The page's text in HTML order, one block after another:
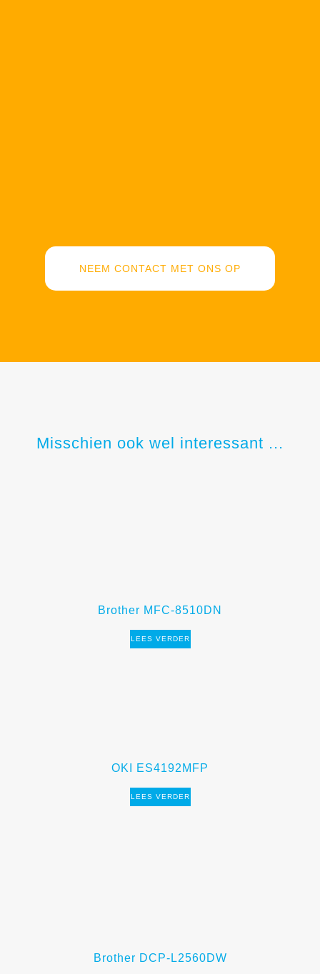
NEEM CONTACT MET ONS OP
Misschien ook wel interessant ...
Brother MFC-8510DN
LEES VERDER
OKI ES4192MFP
LEES VERDER
Brother DCP-L2560DW